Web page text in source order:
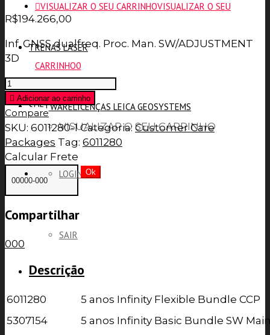
TRENAS LASER
SOFTWARELICENÇAS LEICA GEOSYSTEMS
VISUALIZAR O SEU CARRINHOVISUALIZAR O SEU
CARRINHO0
VISUALIZAR O SEU CARRINHO
LOGIN
SAIR
R$194.266,00
Inf. GNSS dualfreq. Proc. Man. SW/ADJUSTMENT
3D
5
yr
Infinity
Flexible
Bundle
CCP
(+)
quantity
Adicionar ao carrinho
Compare
SKU: 6011280-1 Categoria: Customer Care
Packages Tag: 6011280
Calcular Frete
Ok
Compartilhar
000
Descrição
6011280
5 anos Infinity Flexible Bundle CCP
5307154
5 anos Infinity Basic Bundle SW